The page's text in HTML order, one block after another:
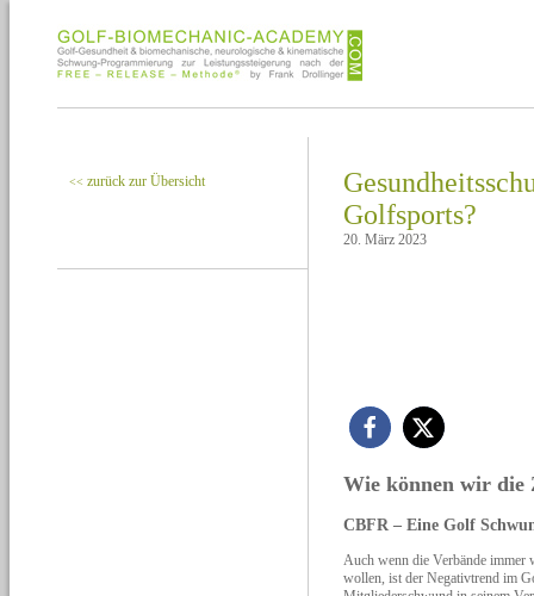
<< zurück zur Übersicht
Golfsports?
20. März 2023
Wie können wir die
CBFR – Eine Golf
Auch wenn die Verbände immer
wollen, ist der Negativtrend im